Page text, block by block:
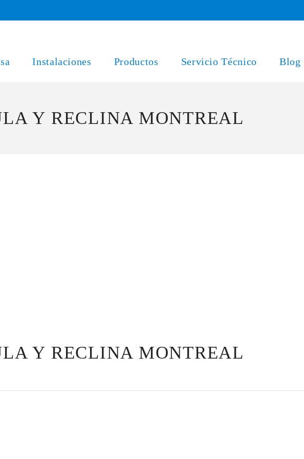
Instalaciones Productos Servicio Técnico Blog
Y RECLINA MONTREAL
Y RECLINA MONTREAL